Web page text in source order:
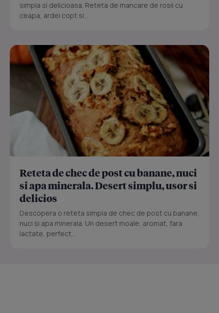
simpla si delicioasa. Reteta de mancare de rosii cu
ceapa, ardei copt si...
Reteta de chec de post cu banane, nuci
si apa minerala. Desert simplu, usor si
delicios
Descopera o reteta simpla de chec de post cu banane,
nuci si apa minerala. Un desert moale, aromat, fara
lactate, perfect...